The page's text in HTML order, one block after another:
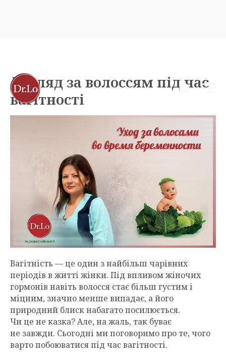
Догляд за волоссям під час
вагітності
Вагітність — це один з найбільш чарівних
періодів в житті жінки. Під впливом жіночих
гормонів навіть волосся стає більш густим і
міцним, значно менше випадає, а його
природний блиск набагато посилюється.
Чи це не казка? Але, на жаль, так буває
не завжди. Сьогодні ми поговоримо про те, чого
варто побоюватися під час вагітності.